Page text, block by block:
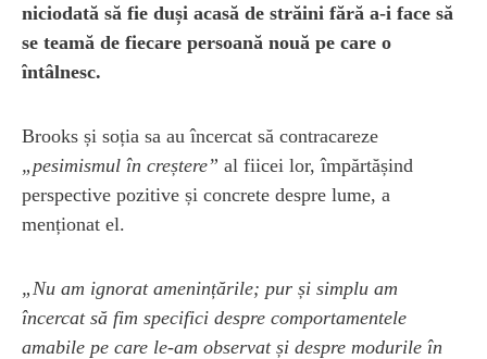
niciodată să fie duși acasă de străini fără a-i face să
se teamă de fiecare persoană nouă pe care o
întâlnesc.
Brooks și soția sa au încercat să contracareze
„pesimismul în creștere” al fiicei lor, împărtășind
perspective pozitive și concrete despre lume, a
menționat el.
„Nu am ignorat amenințările; pur și simplu am
încercat să fim specifici despre comportamentele
amabile pe care le-am observat și despre modurile în